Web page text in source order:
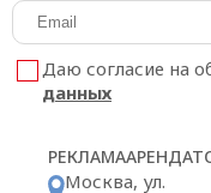
РЕКЛАМА
Москва, ул.
Даю согласие на
данных